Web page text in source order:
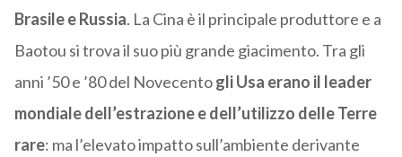
Brasile e Russia. La Cina è il principale produttore e a
Baotou si trova il suo più grande giacimento. Tra gli
anni ’50 e ’80 del Novecentogli Usa erano il leader
mondiale dell’estrazione e dell’utilizzo delle Terre
rare: ma l’elevato impatto sull’ambiente derivante